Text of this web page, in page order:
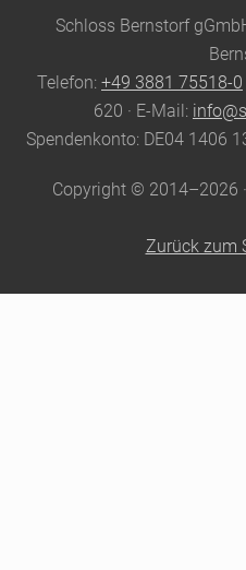
SiteSchloss Bernstorf
Telefon: +49 3881 75518-0
620 · E-Mail:
Spendenkonto: DE04 1406
Copyright © 2014–2026
Zurück zum